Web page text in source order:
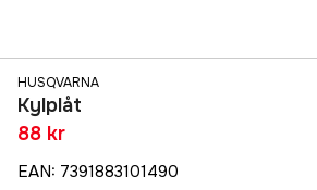
HUSQVARNA
Kylplåt
88 kr
EAN: 7391883101490